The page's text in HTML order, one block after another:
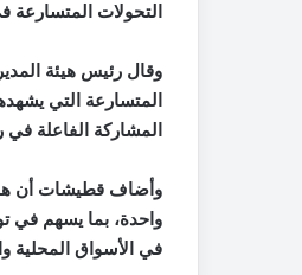
التحولات المتسارعة
وقال رئيس هيئة
المتسارعة التي
المشاركة الفاعلة
وأضاف قطيشات أن
واحدة، بما يسهم في
في الأسواق المحلية